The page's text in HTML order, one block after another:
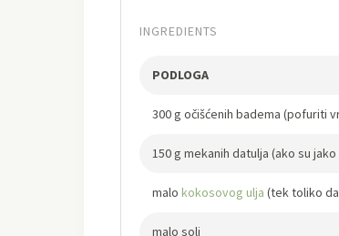
INGREDIENTS
PODLOGA
300 g očišćenih badema (pofuriti
150 g mekanih datulja (ako su
malo kokosovog ulja (tek toliko
malo soli